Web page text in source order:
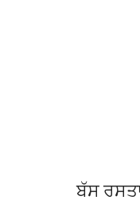
ਬੱਸ